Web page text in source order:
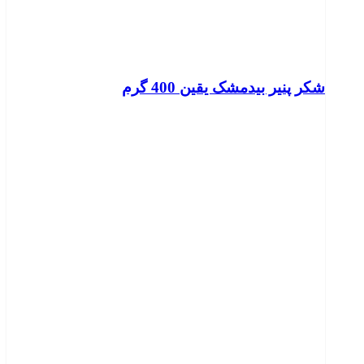
شکر پنیر بیدمشک یقین 400 گرم